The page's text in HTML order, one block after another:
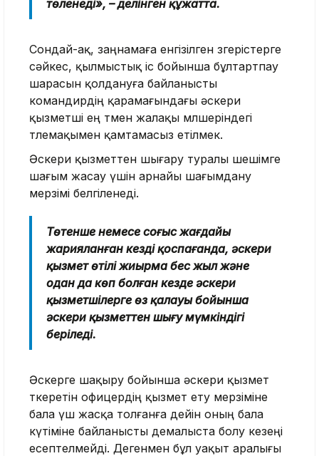
төленеді», – делінген құжатта.
Сондай-ақ, заңнамаға енгізілген өзгерістерге
сәйкес, қылмыстық іс бойынша бұлтартпау
шарасын қолдануға байланысты
командирдің қарамағындағы әскери
қызметші ең төмен жалақы мөлшеріндегі
төлемақымен қамтамасыз етілмек.
Әскери қызметтен шығару туралы шешімге
шағым жасау үшін арнайы шағымдану
мерзімі белгіленеді.
Төтенше немесе соғыс жағдайы
жарияланған кезді қоспағанда, әскери
қызмет өтілі жиырма бес жыл және
одан да көп болған кезде әскери
қызметшілерге өз қалауы бойынша
әскери қызметтен шығу мүмкіндігі
беріледі.
Әскерге шақыру бойынша әскери қызмет
өткеретін офицердің қызмет ету мерзіміне
бала үш жасқа толғанға дейін оның бала
күтіміне байланысты демалыста болу кезеңі
есептелмейді. Дегенмен бұл уақыт аралығы